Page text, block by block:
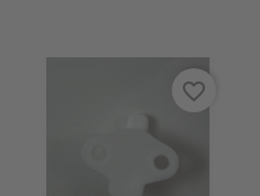
favorite_border